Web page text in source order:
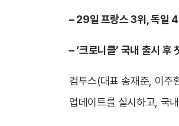
– 29일 프랑스 3위, 독일
– ‘크로니클’ 국내 출시
컴투스(대표 송재준, 이주
업데이트를 실시하고, 국